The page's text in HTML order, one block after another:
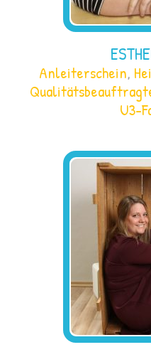
Anleiterschein,
U3-